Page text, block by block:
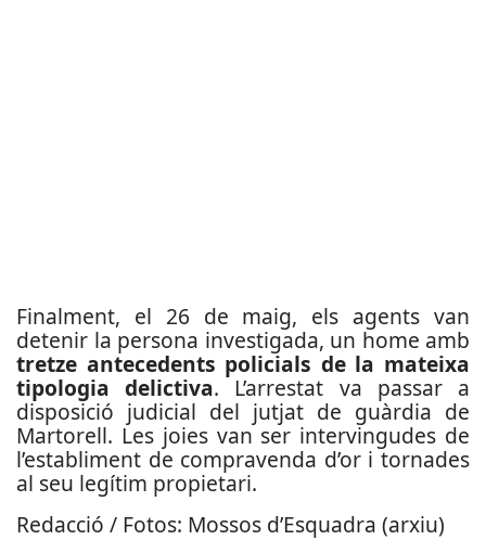
Finalment, el 26 de maig, els agents van
detenir la persona investigada, un home amb
tretze antecedents policials de la mateixa
tipologia delictiva. L’arrestat va passar a
disposició judicial del jutjat de guàrdia de
Martorell. Les joies van ser intervingudes de
l’establiment de compravenda d’or i tornades
al seu legítim propietari.
Redacció / Fotos: Mossos d’Esquadra (arxiu)